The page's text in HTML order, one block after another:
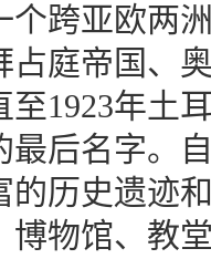
个跨亚欧两
庭帝国、
1923年土
最后名字。
的历史遗迹
博物馆、教